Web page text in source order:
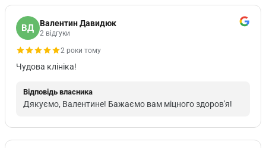
ВД Валентин Давидюк
2 відгуки
2 роки тому
Чудова клініка!
Відповідь власника
Дякуємо, Валентине! Бажаємо вам міцного здоров'я!